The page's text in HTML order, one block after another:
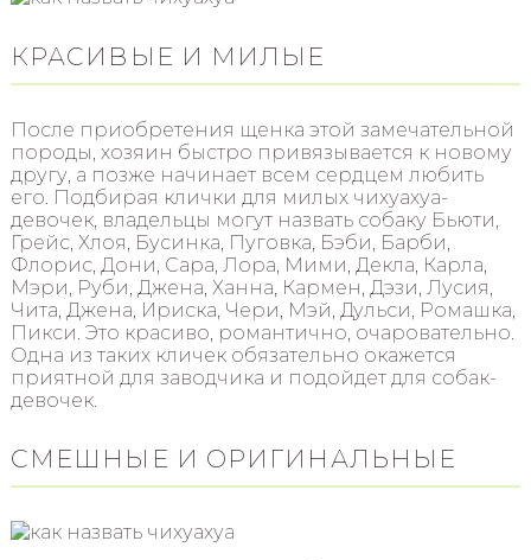
КРАСИВЫЕ И МИЛЫЕ
После приобретения щенка этой замечательной
породы, хозяин быстро привязывается к новому
другу, а позже начинает всем сердцем любить
его. Подбирая клички для милых чихуахуа-
девочек, владельцы могут назвать собаку Бьюти,
Грейс, Хлоя, Бусинка, Пуговка, Бэби, Барби,
Флорис, Дони, Сара, Лора, Мими, Декла, Карла,
Мэри, Руби, Джена, Ханна, Кармен, Дэзи, Лусия,
Чита, Джена, Ириска, Чери, Мэй, Дульси, Ромашка,
Пикси. Это красиво, романтично, очаровательно.
Одна из таких кличек обязательно окажется
приятной для заводчика и подойдет для собак-
девочек.
СМЕШНЫЕ И ОРИГИНАЛЬНЫЕ